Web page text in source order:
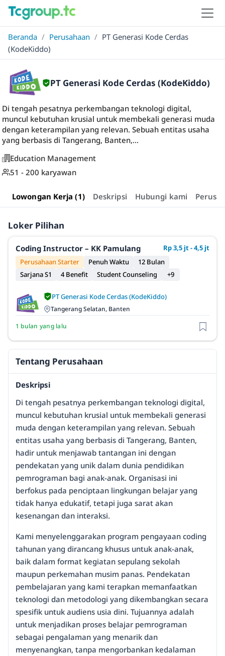
Beranda / Perusahaan / PT Generasi Kode Cerdas
(KodeKiddo)
PT Generasi Kode Cerdas (KodeKiddo)
Di tengah pesatnya perkembangan teknologi digital,
muncul kebutuhan krusial untuk membekali generasi muda
dengan keterampilan yang relevan. Sebuah entitas usaha
yang berbasis di Tangerang, Banten,...
Education Management
51 - 200 karyawan
Lowongan Kerja (1) Deskripsi Hubungi kami
Loker Pilihan
Coding Instructor – KK Pamulang
Rp 3,5 jt - 4,5 jt
Perusahaan Starter
Penuh Waktu
12 Bulan
Sarjana S1
4 Benefit Student Counseling +9
PT Generasi Kode Cerdas (KodeKiddo)
Tangerang Selatan, Banten
1 bulan yang lalu
Tentang Perusahaan
Deskripsi
Di tengah pesatnya perkembangan teknologi digital,
muncul kebutuhan krusial untuk membekali generasi
muda dengan keterampilan yang relevan. Sebuah
entitas usaha yang berbasis di Tangerang, Banten,
hadir untuk menjawab tantangan ini dengan
pendekatan yang unik dalam dunia pendidikan
pemrograman bagi anak-anak. Organisasi ini
berfokus pada penciptaan lingkungan belajar yang
tidak hanya edukatif, tetapi juga sarat akan
kesenangan dan interaksi.
Kami menyelenggarakan program pengayaan coding
tahunan yang dirancang khusus untuk anak-anak,
baik dalam format kegiatan sepulang sekolah
maupun perkemahan musim panas. Pendekatan
pembelajaran yang kami terapkan memanfaatkan
teknologi dan metodologi yang dikembangkan secara
spesifik untuk audiens usia dini. Tujuannya adalah
untuk menjadikan proses belajar pemrograman
sebagai pengalaman yang menarik dan
menyenangkan, tanpa mengorbankan kedalaman